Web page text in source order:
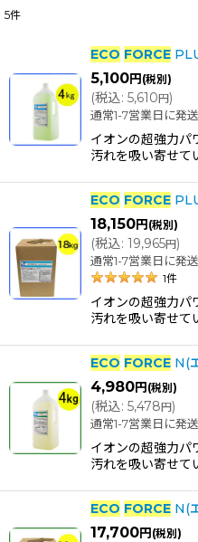
表示数:
メーカー・ブランド:
5件
ECO FORCE
5,100円 (税別)
(税込: 5,610円)
通常1-7営業日に発
イオンの超強力パ
汚れを吸い寄せて
ECO FORCE
18,150円 (税別)
(税込: 19,965円)
通常1-7営業日に発
1件
イオンの超強力パ
汚れを吸い寄せて
ECO FORCE N(
4,980円 (税別)
(税込: 5,478円)
通常1-7営業日に発
イオンの超強力パ
汚れを吸い寄せて
ECO FORCE N(
17,700円 (税別)